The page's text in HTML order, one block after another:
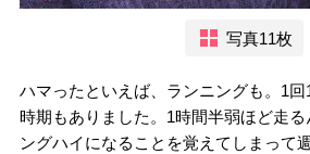
写真11枚
ハマったといえば、ランニングも。1
時期もありました。1時間半弱ほど走
ングハイになることを覚えてしまって